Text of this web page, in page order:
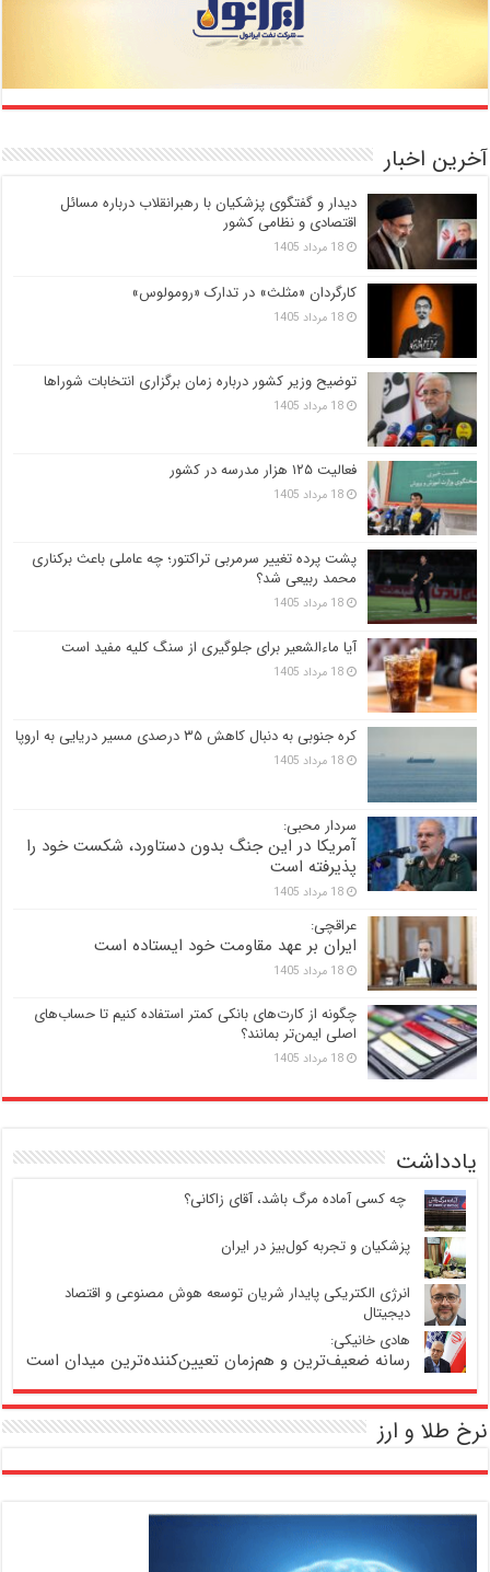
آخرین اخبار
دیدار و گفتگوی پزشکیان با رهبرانقلاب درباره مسائل
اقتصادی و نظامی کشور
18 مرداد 1405
کارگردان «مثلث» در تدارک «رومولوس»
18 مرداد 1405
توضیح وزیر کشور درباره زمان برگزاری انتخابات شوراها
18 مرداد 1405
فعالیت ۱۲۵ هزار مدرسه در کشور
18 مرداد 1405
پشت پرده تغییر سرمربی تراکتور؛ چه عاملی باعث برکناری
محمد ربیعی شد؟
18 مرداد 1405
آیا ماءالشعیر برای جلوگیری از سنگ کلیه مفید است
18 مرداد 1405
کره جنوبی به دنبال کاهش ۳۵ درصدی مسیر دریایی به اروپا
18 مرداد 1405
سردار محبی:
آمریکا در این جنگ بدون دستاورد، شکست خود را
پذیرفته است
18 مرداد 1405
عراقچی:
ایران بر عهد مقاومت خود ایستاده است
18 مرداد 1405
چگونه از کارت‌های بانکی کمتر استفاده کنیم تا حساب‌های
اصلی ایمن‌تر بمانند؟
18 مرداد 1405
یادداشت
‍ چه کسی آماده مرگ باشد، آقای زاکانی؟
پزشکیان و تجربه کول‌بیز در ایران
انرژی الکتریکی پایدار شریان توسعه هوش مصنوعی و اقتصاد
دیجیتال
هادی خانیکی:
رسانه ضعیف‌ترین و هم‌زمان تعیین‌کننده‌ترین میدان است
نرخ طلا و ارز